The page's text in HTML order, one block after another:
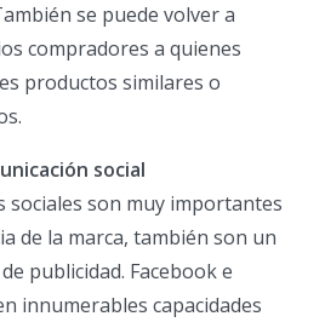
se puede volver a
compradores a quienes
productos similares o
social
sociales son muy importantes
de la marca, también son un
publicidad. Facebook e
innumerables capacidades